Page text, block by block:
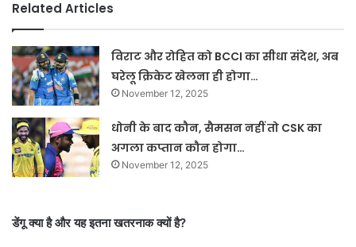
Related Articles
विराट और रोहित को BCCI का सीधा संदेश, अब
घरेलू क्रिकेट खेलना ही होगा…
November 12, 2025
धोनी के बाद कौन, सैमसन नहीं तो CSK का
अगला कप्तान कौन होगा…
November 12, 2025
डेंगू क्या है और यह इतना खतरनाक क्यों है?